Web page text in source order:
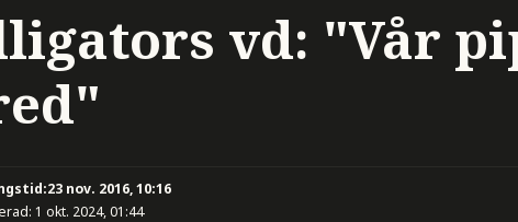
vd: "Vår
23 nov. 2016, 10:16
1 okt. 2024, 01:44